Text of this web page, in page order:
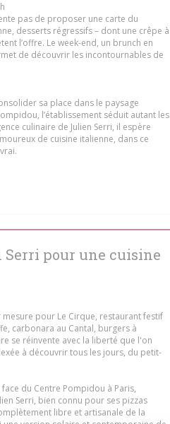
pas de proposer une carte du
desserts régressifs – dont une crêpe à
l’offre. Le week-end, un brunch en
de découvrir les incontournables de
sa place dans le paysage
l’établissement séduit autant les
culinaire de Julien Serri, il espère
de cuisine italienne, dans ce
Serri pour une cuisine
mesure pour Le Cirque, restaurant festif
carbonara au Cantal, burgers à
se réinvente avec la liberté que l'on
à découvrir tous les jours, du petit-
du Centre Pompidou à Paris,
Serri, bien connu pour ses pizzas
libre et artisanale de la